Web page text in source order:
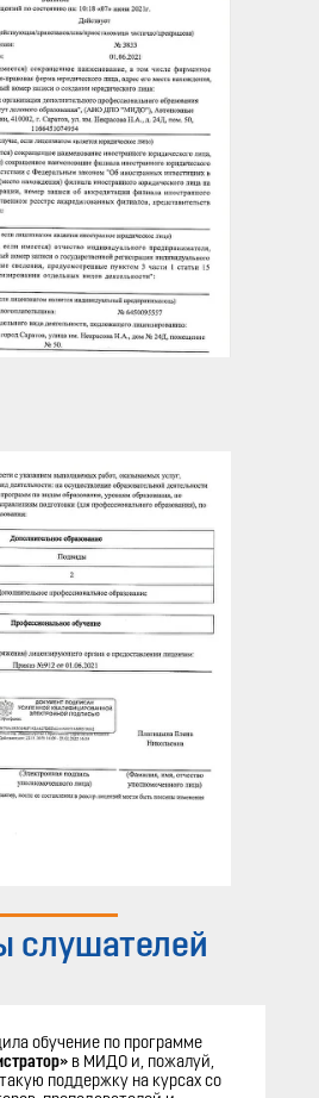
слушателей
обучение по программе
в МИДО и, пожалуй,
поддержку на курсах со